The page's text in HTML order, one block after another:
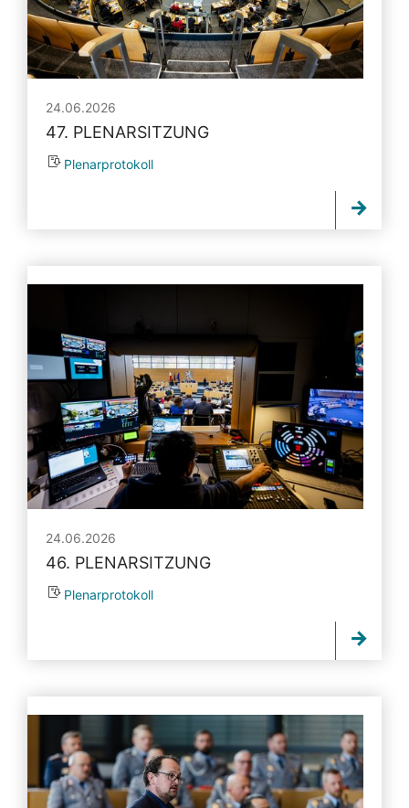
24.06.2026
47. PLENARSITZUNG
Plenarprotokoll
24.06.2026
46. PLENARSITZUNG
Plenarprotokoll